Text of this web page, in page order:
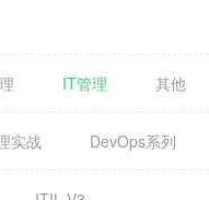
IT管理 其他
实战 DevOps系列